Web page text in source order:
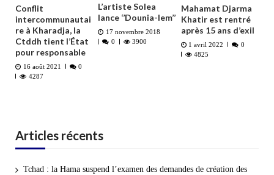
Conflit
intercommunautai
re à Kharadja, la
Ctddh tient l’État
pour responsable
16 août 2021
0
4287
L’artiste Solea
lance ‘’Dounia-lem’’
17 novembre 2018
0
3900
Mahamat Djarma
Khatir est rentré
après 15 ans d’exil
1 avril 2022
0
4825
Articles récents
Tchad : la Hama suspend l’examen des demandes de création des